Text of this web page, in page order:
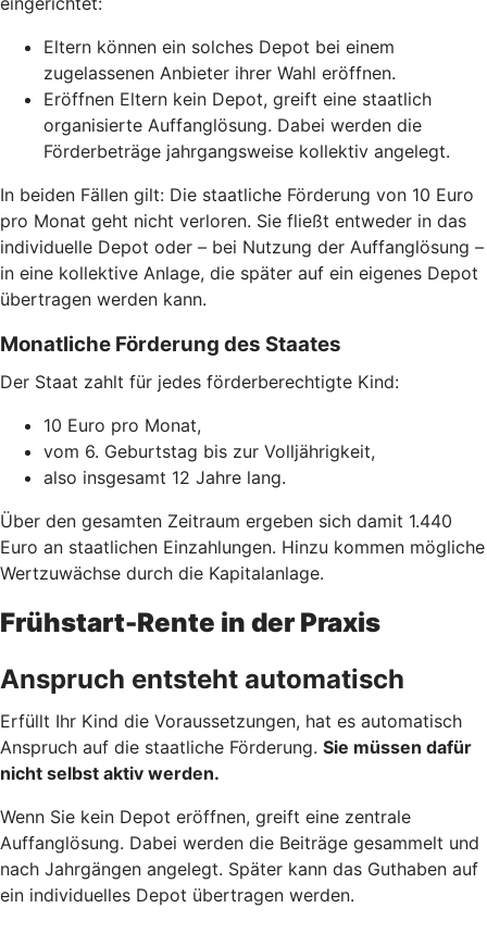
Eltern können ein solches Depot bei einem
zugelassenen Anbieter ihrer Wahl eröffnen.
Eröffnen Eltern kein Depot, greift eine staatlich
organisierte Auffanglösung. Dabei werden die
Förderbeträge jahrgangsweise kollektiv angelegt.
In beiden Fällen gilt: Die staatliche Förderung von 10 Euro
pro Monat geht nicht verloren. Sie fließt entweder in das
individuelle Depot oder – bei Nutzung der Auffanglösung –
in eine kollektive Anlage, die später auf ein eigenes Depot
übertragen werden kann.
Monatliche Förderung des Staates
Der Staat zahlt für jedes förderberechtigte Kind:
10 Euro pro Monat,
vom 6. Geburtstag bis zur Volljährigkeit,
also insgesamt 12 Jahre lang.
Über den gesamten Zeitraum ergeben sich damit 1.440
Euro an staatlichen Einzahlungen. Hinzu kommen mögliche
Wertzuwächse durch die Kapitalanlage.
Frühstart-Rente in der Praxis
Anspruch entsteht automatisch
Erfüllt Ihr Kind die Voraussetzungen, hat es automatisch
Anspruch auf die staatliche Förderung. Sie müssen dafür
nicht selbst aktiv werden.
Wenn Sie kein Depot eröffnen, greift eine zentrale
Auffanglösung. Dabei werden die Beiträge gesammelt und
nach Jahrgängen angelegt. Später kann das Guthaben auf
ein individuelles Depot übertragen werden.